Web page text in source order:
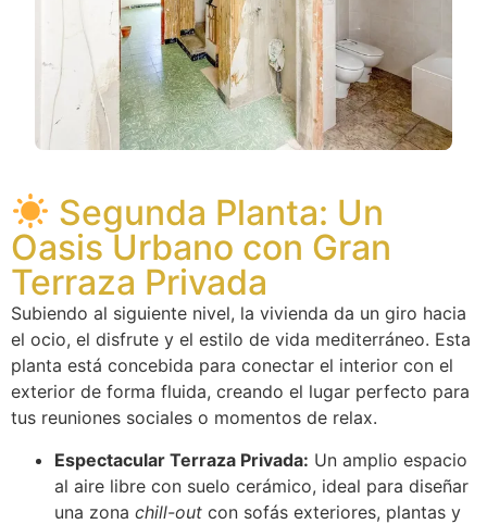
Segunda Planta: Un
Oasis Urbano con Gran
Terraza Privada
Subiendo al siguiente nivel, la vivienda da un giro hacia
el ocio, el disfrute y el estilo de vida mediterráneo. Esta
planta está concebida para conectar el interior con el
exterior de forma fluida, creando el lugar perfecto para
tus reuniones sociales o momentos de relax.
Espectacular Terraza Privada: Un amplio espacio
al aire libre con suelo cerámico, ideal para diseñar
una zona chill-out con sofás exteriores, plantas y